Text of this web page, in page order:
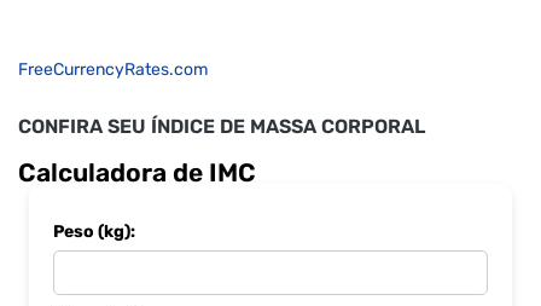
FreeCurrencyRates.com
CONFIRA SEU ÍNDICE DE MASSA CORPORAL
Calculadora de IMC
Peso (kg):